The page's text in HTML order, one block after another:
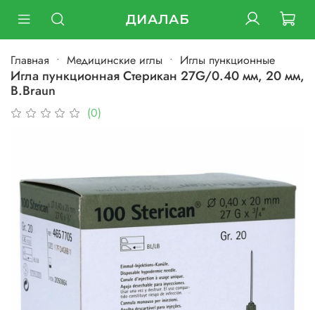
ДИАЛАБ
Главная Медицинские иглы Иглы пункционные
Игла пункционная Стерикан 27G/0.40 мм, 20 мм,
B.Braun
(0)